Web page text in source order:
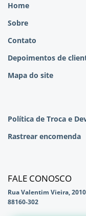
Home
Sobre
Contato
Depoimentos de
Mapa do site
Política de Troca e
Rastrear encomenda
FALE CONOSCO
Rua Valentim Vieira, 2010
88160-302